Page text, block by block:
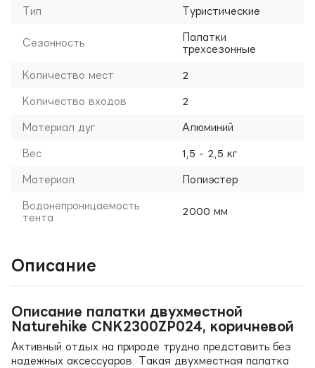
Тип Туристические
Сезонность
Палатки
трехсезонные
Количество мест 2
Количество входов 2
Материал дуг Алюминий
Вес 1,5 - 2,5 кг
Материал Полиэстер
Водонепроницаемость
тента
2000 мм
Описание
Описание палатки двухместной
Naturehike CNK2300ZP024, коричневой
Активный отдых на природе трудно представить без
надежных аксессуаров. Такая двухместная палатка